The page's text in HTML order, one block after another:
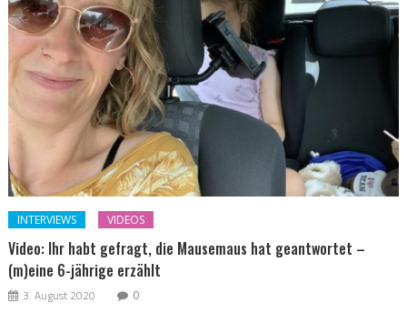
INTERVIEWS VIDEOS
Video: Ihr habt gefragt, die Mausemaus hat geantwortet –
(m)eine 6-jährige erzählt
3. August 2020 0